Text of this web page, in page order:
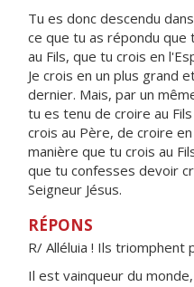
Tu es donc descendu
ce que tu as répondu que
au Fils, que tu crois en
Je crois en un plus grand
dernier. Mais, par un
tu es tenu de croire au
crois au Père, de croire
manière que tu crois au
que tu confesses devoir
Seigneur Jésus.
RÉPONS
R/ Alléluia ! Ils triomphent
Il est vainqueur du monde,